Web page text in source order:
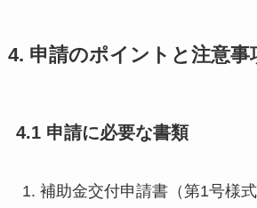
4. 申請のポイントと注意事
4.1 申請に必要な書類
補助金交付申請書（第1号様式